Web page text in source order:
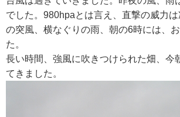
メールマガジン
ACCESSMAP
アクセスマップ
でした。980hpaとは言え、直撃の威力
の突風、横なぐりの雨、朝の6時には、
た。
長い時間、強風に吹きつけられた畑、今
てきました。